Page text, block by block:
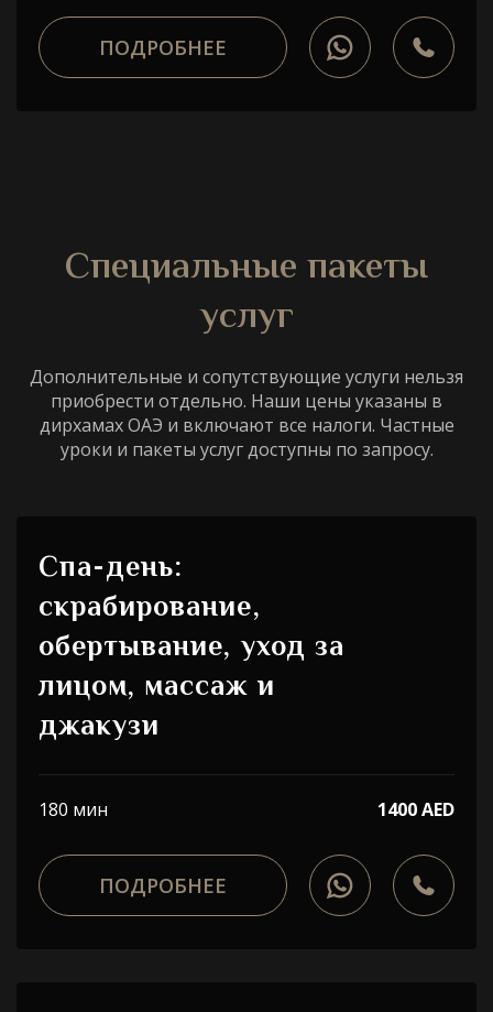
ПОДРОБНЕЕ
Специальные пакеты
услуг
Дополнительные и сопутствующие услуги нельзя
приобрести отдельно. Наши цены указаны в
дирхамах ОАЭ и включают все налоги. Частные
уроки и пакеты услуг доступны по запросу.
Спа-день:
скрабирование,
обертывание, уход за
лицом, массаж и
джакузи
180 мин 1400 AED
ПОДРОБНЕЕ